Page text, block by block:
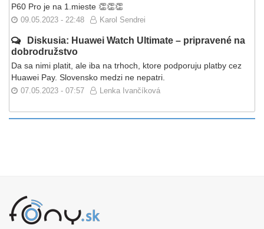
P60 Pro je na 1.mieste 👏👏👏
09.05.2023 - 22:48 Karol Sendrei
Diskusia: Huawei Watch Ultimate – pripravené na
dobrodružstvo
Da sa nimi platit, ale iba na trhoch, ktore podporuju platby cez
Huawei Pay. Slovensko medzi ne nepatri.
07.05.2023 - 07:57 Lenka Ivančíková